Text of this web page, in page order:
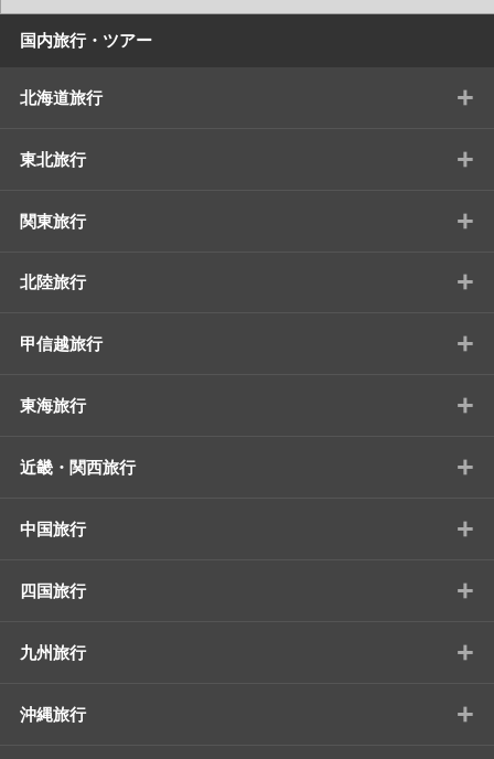
国内旅行・ツアー
北海道旅行 +
東北旅行 +
関東旅行 +
北陸旅行 +
甲信越旅行 +
東海旅行 +
近畿・関西旅行 +
中国旅行 +
四国旅行 +
九州旅行 +
沖縄旅行
+